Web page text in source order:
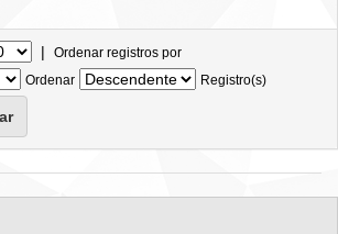
| Ordenar registros por
Ordenar
Registro(s)